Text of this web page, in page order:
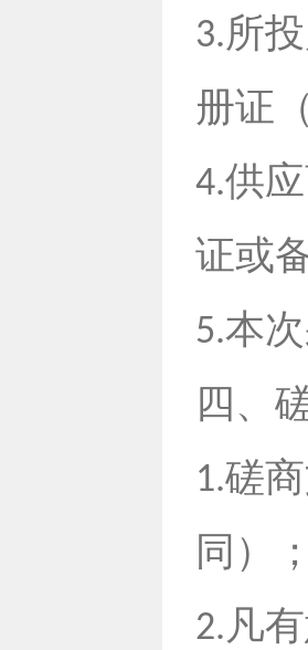
3.所
册证
4.供
证或
5.本
四、
1.磋
同）
2.凡